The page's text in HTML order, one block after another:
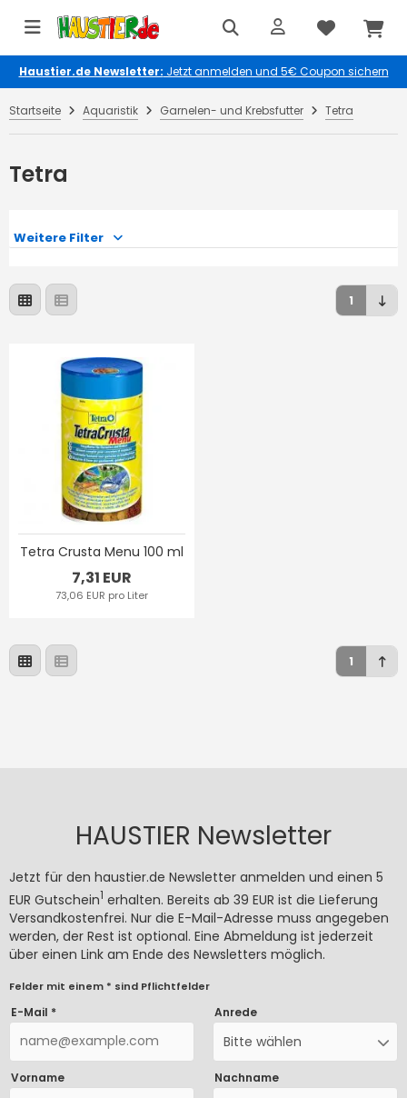
Haustier.de Newsletter: Jetzt anmelden und 5€ Coupon sichern
Startseite Aquaristik Garnelen- und Krebsfutter Tetra
Tetra
Weitere Filter
1
Tetra Crusta Menu 100 ml
7,31 EUR
73,06 EUR pro Liter
1
HAUSTIER Newsletter
Jetzt für den haustier.de Newsletter anmelden und einen 5
EUR Gutschein1 erhalten. Bereits ab 39 EUR ist die Lieferung
Versandkostenfrei. Nur die E-Mail-Adresse muss angegeben
werden, der Rest ist optional. Eine Abmeldung ist jederzeit
über einen Link am Ende des Newsletters möglich.
Felder mit einem * sind Pflichtfelder
E-Mail * Anrede
Bitte wählen
Vorname Nachname